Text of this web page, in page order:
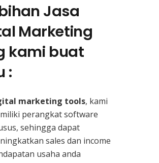
Jasa
Marketing
kami buat
:
marketing tools, kami
perangkat software
sehingga dapat
sales dan income
usaha anda